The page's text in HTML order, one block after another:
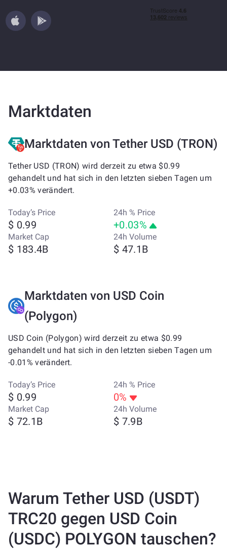
Marktdaten
Marktdaten von Tether USD (TRON)
Tether USD (TRON) wird derzeit zu etwa $0.99
gehandelt und hat sich in den letzten sieben Tagen um
+0.03% verändert.
Today’s Price
$ 0.99
24h % Price
+0.03%
Market Cap
$ 183.4B
24h Volume
$ 47.1B
Marktdaten von USD Coin
(Polygon)
USD Coin (Polygon) wird derzeit zu etwa $0.99
gehandelt und hat sich in den letzten sieben Tagen um
-0.01% verändert.
Today’s Price
$ 0.99
24h % Price
0%
Market Cap
$ 72.1B
24h Volume
$ 7.9B
Warum Tether USD (USDT)
TRC20 gegen USD Coin
(USDC) POLYGON tauschen?